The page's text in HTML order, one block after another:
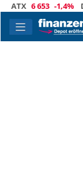
6 653 -1,4% DAX